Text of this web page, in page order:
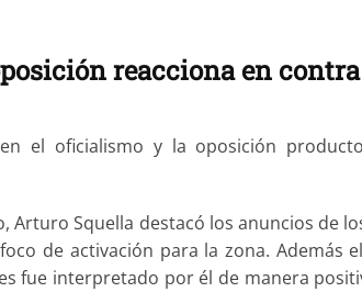
reacciona en contra
el oficialismo y la oposición
Arturo Squella destacó los anuncios de
de activación para la zona. Además
fue interpretado por él de manera